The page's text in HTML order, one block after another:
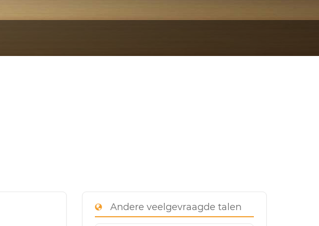
Andere veelgevraagde talen